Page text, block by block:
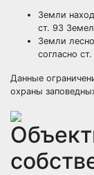
Земли
ст. 93
Земли
согласно
Данные
охраны